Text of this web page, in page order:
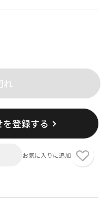
れ
登録する
お気に入りに追加